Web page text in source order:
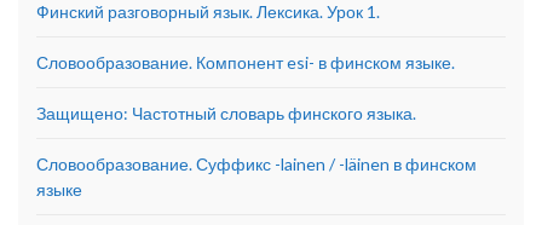
Финский разговорный язык. Лексика. Урок 1.
Словообразование. Компонент esi- в финском языке.
Защищено: Частотный словарь финского языка.
Словообразование. Суффикс -lainen / -läinen в финском
языке